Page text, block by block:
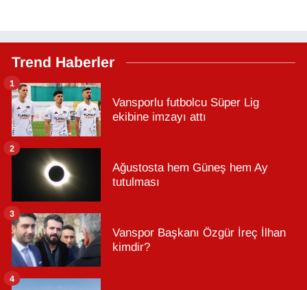
Trend Haberler
Vansporlu futbolcu Süper Lig
ekibine imzayı attı
1
Ağustosta hem Güneş hem Ay
tutulması
2
Vanspor Başkanı Özgür İreç İlhan
kimdir?
3
4